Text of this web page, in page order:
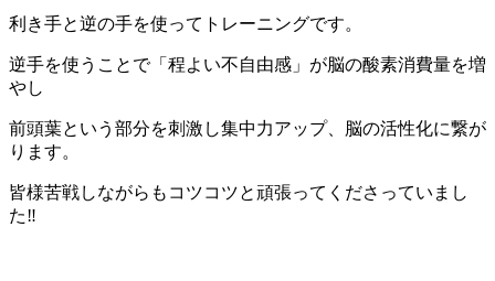
利き手と逆の手を使ってトレーニングです。
逆手を使うことで「程よい不自由感」が脳の酸素消費量を増
やし
前頭葉という部分を刺激し集中力アップ、脳の活性化に繋が
ります。
皆様苦戦しながらもコツコツと頑張ってくださっていまし
た‼︎